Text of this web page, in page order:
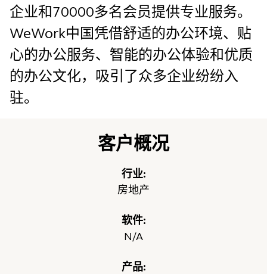
企业和70000多名会员提供专业服务。
WeWork中国凭借舒适的办公环境、贴
心的办公服务、智能的办公体验和优质
的办公文化，吸引了众多企业纷纷入
驻。
客户概况
行业:
房地产
软件:
N/A
产品: